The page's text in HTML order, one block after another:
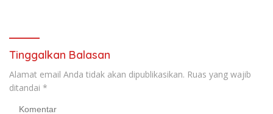
Tinggalkan Balasan
Alamat email Anda tidak akan dipublikasikan. Ruas yang wajib
ditandai *